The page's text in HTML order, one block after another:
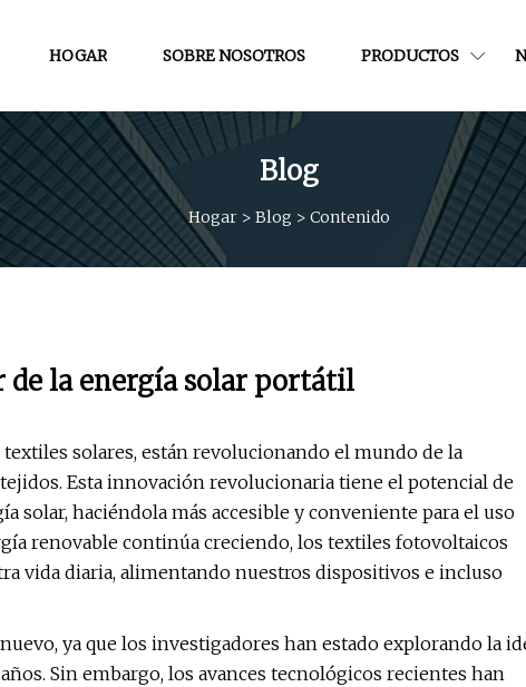
HOGAR SOBRE NOSOTROS PRODUCTOS
Blog
Hogar> Blog > Contenido
de la energía solar portátil
solares, están revolucionando el mundo de la
Esta innovación revolucionaria tiene el potencial de
solar, haciéndola más accesible y conveniente para el uso
renovable continúa creciendo, los textiles fotovoltaicos
vida diaria, alimentando nuestros dispositivos e incluso
ya que los investigadores han estado explorando la
Sin embargo, los avances tecnológicos recientes han